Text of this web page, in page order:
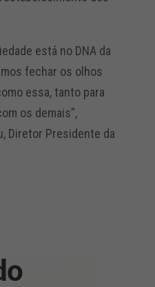
está no DNA da
fechar os olhos
essa, tanto para
os demais”,
Diretor Presidente da